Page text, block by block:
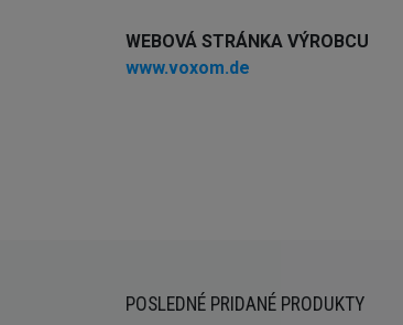
WEBOVÁ STRÁNKA VÝROBCU
www.voxom.de
POSLEDNÉ PRIDANÉ PRODUKTY